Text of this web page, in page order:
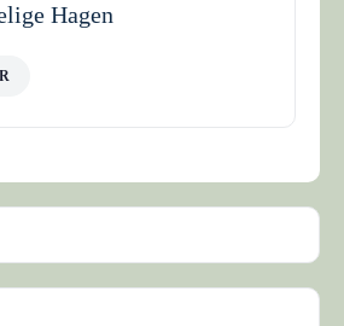
Hagen